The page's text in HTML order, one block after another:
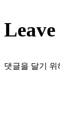
댓글을 달기 위